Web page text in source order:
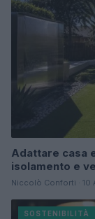
Adattare casa
isolamento e
Niccolò Conforti · 10
SOSTENIBILITÀ